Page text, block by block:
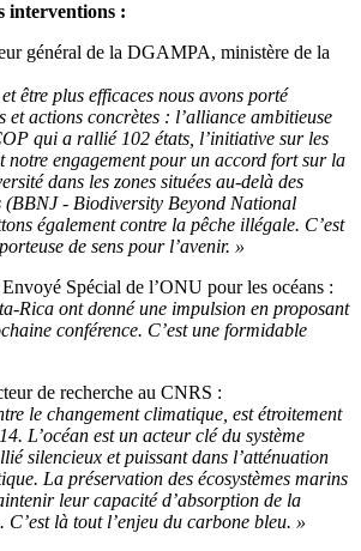
interventions :
général de la DGAMPA, ministère de la
être plus efficaces nous avons porté
et actions concrètes : l’alliance ambitieuse
qui a rallié 102 états, l’initiative sur les
notre engagement pour un accord fort sur la
dans les zones situées au-delà des
- Biodiversity Beyond National
également contre la pêche illégale. C’est
de sens pour l’avenir. »
Envoyé Spécial de l’ONU pour les océans :
Rica ont donné une impulsion en proposant
conférence. C’est une formidable
de recherche au CNRS :
le changement climatique, est étroitement
L’océan est un acteur clé du système
silencieux et puissant dans l’atténuation
La préservation des écosystèmes marins
leur capacité d’absorption de la
là tout l’enjeu du carbone bleu. »